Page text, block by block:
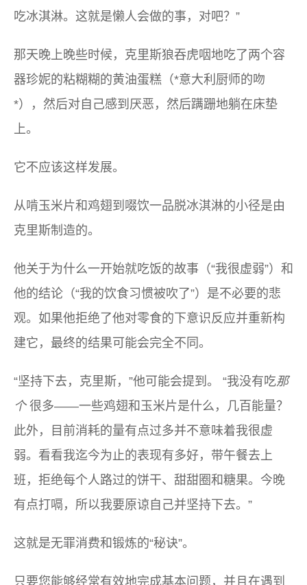
吃冰淇淋。这就是懒人会做的事，对吧？”
那天晚上晚些时候，克里斯狼吞虎咽地吃了两个容
器珍妮的粘糊糊的黄油蛋糕（*意大利厨师的吻
*），然后对自己感到厌恶，然后蹒跚地躺在床垫
上。
它不应该这样发展。
从啃玉米片和鸡翅到啜饮一品脱冰淇淋的小径是由
克里斯制造的。
他关于为什么一开始就吃饭的故事（“我很虚弱”）和
他的结论（“我的饮食习惯被吹了”）是不必要的悲
观。如果他拒绝了他对零食的下意识反应并重新构
建它，最终的结果可能会完全不同。
“坚持下去，克里斯，”他可能会提到。 “我没有吃那
个很多——一些鸡翅和玉米片是什么，几百能量？
此外，目前消耗的量有点过多并不意味着我很虚
弱。看看我迄今为止的表现有多好，带午餐去上
班，拒绝每个人路过的饼干、甜甜圈和糖果。今晚
有点打嗝，所以我要原谅自己并坚持下去。”
这就是无罪消费和锻炼的“秘诀”。
只要您能够经常有效地完成基本问题，并且在遇到